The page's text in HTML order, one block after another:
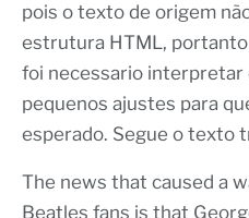
pois o texto de origem
estrutura HTML,
foi necessario interpretar
pequenos ajustes para
esperado. Segue o texto
The news that caused a
Beatles fans is that